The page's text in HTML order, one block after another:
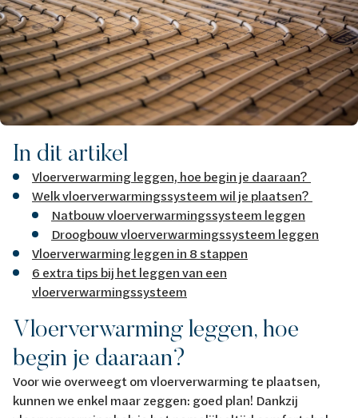
In dit artikel
Vloerverwarming leggen, hoe begin je daaraan?
Welk vloerverwarmingssysteem wil je plaatsen?
Natbouw vloerverwarmingssysteem leggen
Droogbouw vloerverwarmingssysteem leggen
Vloerverwarming leggen in 8 stappen
6 extra tips bij het leggen van een
vloerverwarmingssysteem
Vloerverwarming leggen, hoe
begin je daaraan?
Voor wie overweegt om vloerverwarming te plaatsen,
kunnen we enkel maar zeggen: goed plan! Dankzij